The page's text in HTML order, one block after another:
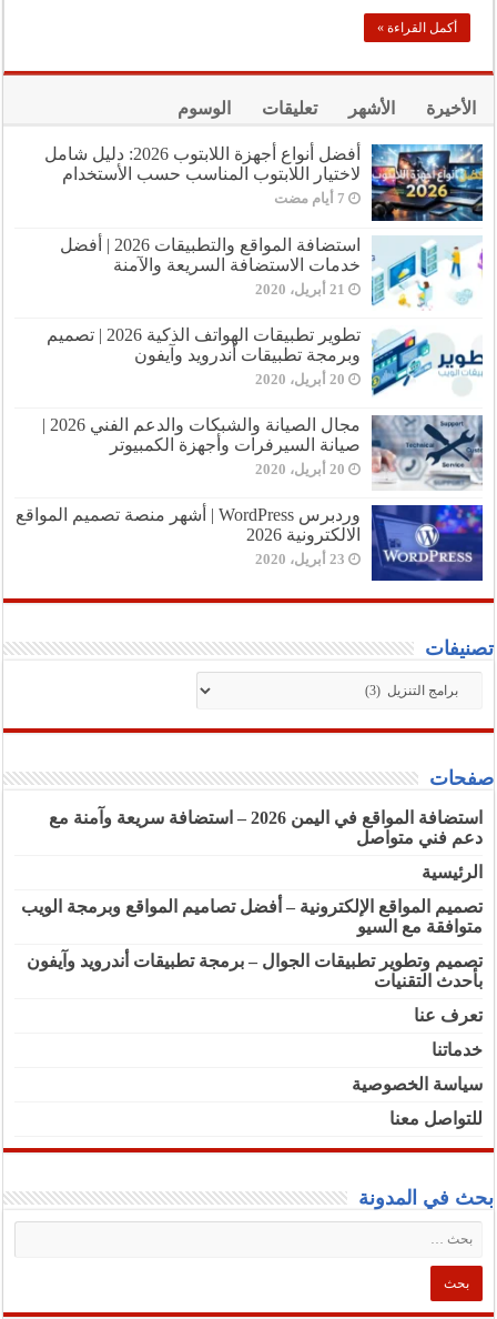
أكمل القراءة »
الأخيرة الأشهر تعليقات الوسوم
أفضل أنواع أجهزة اللابتوب 2026: دليل شامل
لاختيار اللابتوب المناسب حسب الأستخدام
استضافة المواقع والتطبيقات 2026 | أفضل
خدمات الاستضافة السريعة والآمنة
21 أبريل، 2020
تطوير تطبيقات الهواتف الذكية 2026 | تصميم
وبرمجة تطبيقات أندرويد وآيفون
20 أبريل، 2020
مجال الصيانة والشبكات والدعم الفني 2026 |
صيانة السيرفرات وأجهزة الكمبيوتر
20 أبريل، 2020
وردبرس WordPress | أشهر منصة تصميم المواقع
الالكترونية 2026
23 أبريل، 2020
تصنيفات
تصنيفات
صفحات
استضافة المواقع في اليمن 2026 – استضافة سريعة وآمنة مع
دعم فني متواصل
الرئيسية
تصميم المواقع الإلكترونية – أفضل تصاميم المواقع وبرمجة الويب
متوافقة مع السيو
تصميم وتطوير تطبيقات الجوال – برمجة تطبيقات أندرويد وآيفون
بأحدث التقنيات
تعرف عنا
خدماتنا
سياسة الخصوصية
للتواصل معنا
بحث في المدونة